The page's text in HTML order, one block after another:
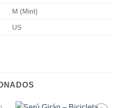
M (Mint)
US